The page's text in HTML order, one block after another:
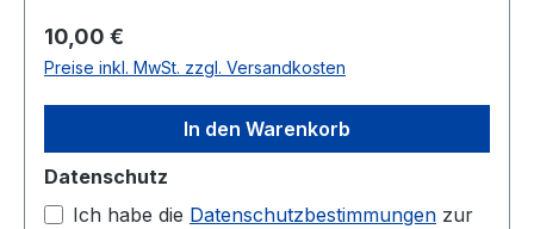
Regulärer Preis:
10,00 €
Preise inkl. MwSt. zzgl. Versandkosten
In den Warenkorb
Datenschutz
Ich habe die Datenschutzbestimmungen zur